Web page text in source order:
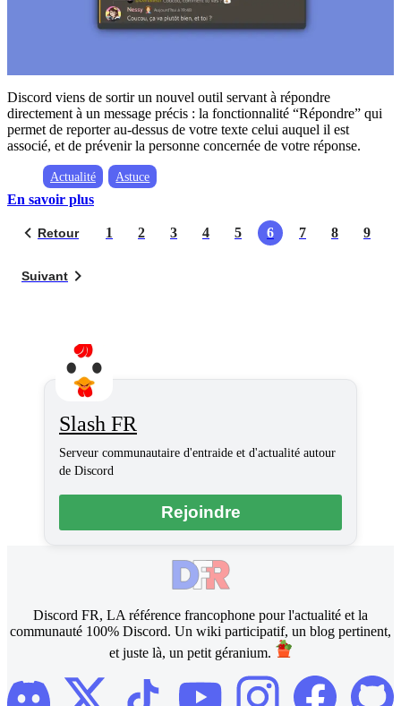
Discord viens de sortir un nouvel outil servant à répondre
directement à un message précis : la fonctionnalité “Répondre” qui
permet de reporter au-dessus de votre texte celui auquel il est
associé, et de prévenir la personne concernée de votre réponse.
Actualité Astuce
En savoir plus
Retour 1 2 3 4 5 6 7 8 9
Suivant
Slash FR
Serveur communautaire d'entraide et d'actualité autour
de Discord
Rejoindre
Discord FR, LA référence francophone pour l'actualité et la
communauté 100% Discord. Un wiki participatif, un blog pertinent,
et juste là, un petit géranium.